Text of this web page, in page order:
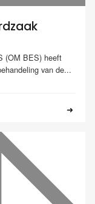
(OM BES) heeft
van de...